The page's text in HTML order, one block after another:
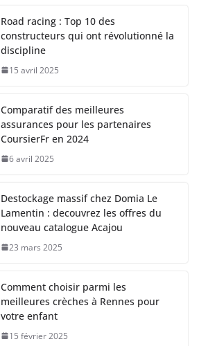
Road racing : Top 10 des
constructeurs qui ont révolutionné la
discipline
15 avril 2025
Comparatif des meilleures
assurances pour les partenaires
CoursierFr en 2024
6 avril 2025
Destockage massif chez Domia Le
Lamentin : decouvrez les offres du
nouveau catalogue Acajou
23 mars 2025
Comment choisir parmi les
meilleures crèches à Rennes pour
votre enfant
15 février 2025